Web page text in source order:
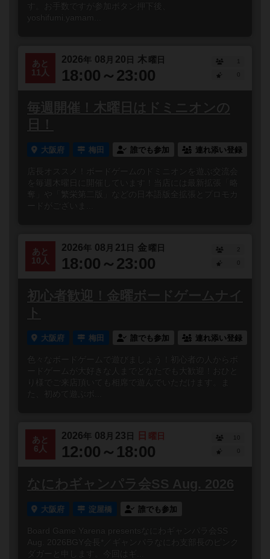
す。お手数ですが参加ボタン押下後、
yoshifumi.yamam...
あと
11人
2026年 08 月 20 日 木曜日
18:00～23:00
1
毎週開催！木曜日はドミニオンの
日！
大阪府 梅田 誰でも参加 連れ添い登録
店長オススメ！ボードゲームのドミニオンを遊ぶ交流会
を毎週木曜日に開催しています！当店には最新拡張「略
奪」や「繁栄第二版」などの日本語版全拡張とプロモカ
あと
10人
2026年 08 月 21 日 金曜日
18:00～23:00
2
初心者歓迎！金曜ボードゲームナイ
ト
大阪府 梅田 誰でも参加 連れ添い登録
色々なボードゲームで遊びましょう！初心者の人からボ
ードゲームが大好きな人までどなたでも大歓迎！おひと
り様でご来店頂いても相席で遊んでいただけます。ま
た、初めて遊ぶボ...
あと
6人
2026年 08 月 23 日 日 曜日
12:00～18:00
10
なにわギャンパラ会SS Aug. 2026
大阪府 淀屋橋 誰でも参加
Board Game Yarena presentsなにわギャンパラ会SS
Aug. 2026BGY会長*／ギャンパラなにわ支部長のピンク
ダガーと申します。今回はギ...